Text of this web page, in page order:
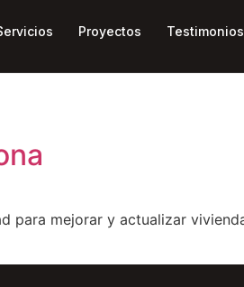
Proyectos Testimonios
para mejorar y actualizar